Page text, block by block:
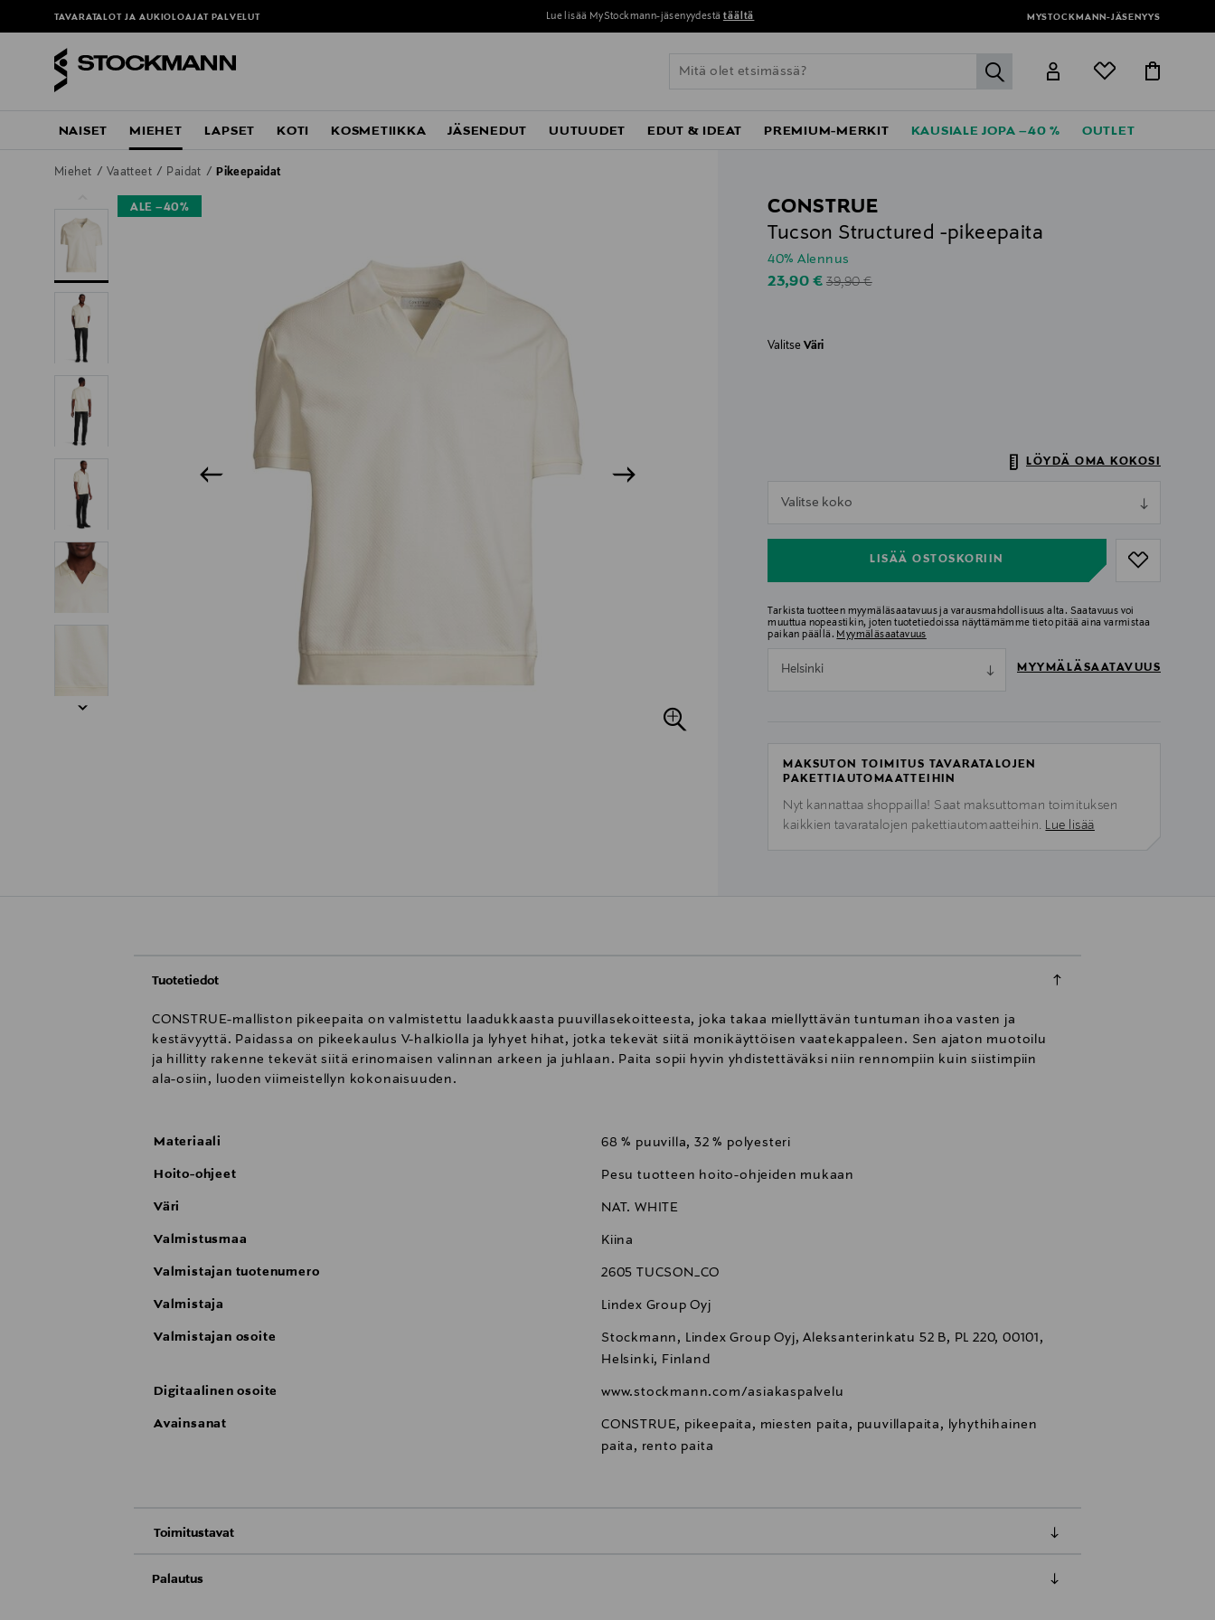
TAVARATALOT JA AUKIOLOAJAT PALVELUT Lue lisää MyStockmann-jäsenyydestä täältä MYSTOCKMANN-JÄSENYYS
label.header.go
NAISET MIEHET LAPSET KOTI KOSMETIIKKA JÄSENEDUT UUTUUDET EDUT & IDEAT PREMIUM-MERKIT KAUSIALE JOPA –40 % OUTLET
Miehet Vaatteet Paidat Pikeepaidat
ALE –40%
CONSTRUE
Tucson Structured -pikeepaita
40% Alennus
Discounted Price
23,90 € Original Price
39,90 €
ValitseVäri
LÖYDÄ OMA KOKOSI
Valitse koko
LISÄÄ OSTOSKORIIN
Tarkista tuotteen myymäläsaatavuus ja varausmahdollisuus alta. Saatavuus voi
muuttua nopeastikin, joten tuotetiedoissa näyttämämme tieto pitää aina varmistaa
paikan päällä. Myymäläsaatavuus
Helsinki MYYMÄLÄSAATAVUUS
MAKSUTON TOIMITUS TAVARATALOJEN
PAKETTIAUTOMAATTEIHIN
Nyt kannattaa shoppailla! Saat maksuttoman toimituksen
kaikkien tavaratalojen pakettiautomaatteihin. Lue lisää
Tuotetiedot
CONSTRUE-malliston pikeepaita on valmistettu laadukkaasta puuvillasekoitteesta, joka takaa miellyttävän tuntuman ihoa vasten ja
kestävyyttä. Paidassa on pikeekaulus V-halkiolla ja lyhyet hihat, jotka tekevät siitä monikäyttöisen vaatekappaleen. Sen ajaton muotoilu
ja hillitty rakenne tekevät siitä erinomaisen valinnan arkeen ja juhlaan. Paita sopii hyvin yhdistettäväksi niin rennompiin kuin siistimpiin
ala-osiin, luoden viimeistellyn kokonaisuuden.
Materiaali 68 % puuvilla, 32 % polyesteri
Hoito-ohjeet Pesu tuotteen hoito-ohjeiden mukaan
Väri NAT. WHITE
Valmistusmaa Kiina
Valmistajan tuotenumero 2605 TUCSON_CO
Valmistaja Lindex Group Oyj
Valmistajan osoite
Stockmann, Lindex Group Oyj, Aleksanterinkatu 52 B, PL 220, 00101,
Helsinki, Finland
Digitaalinen osoite www.stockmann.com/asiakaspalvelu
Avainsanat
CONSTRUE, pikeepaita, miesten paita, puuvillapaita, lyhythihainen
paita, rento paita
Toimitustavat
Palautus